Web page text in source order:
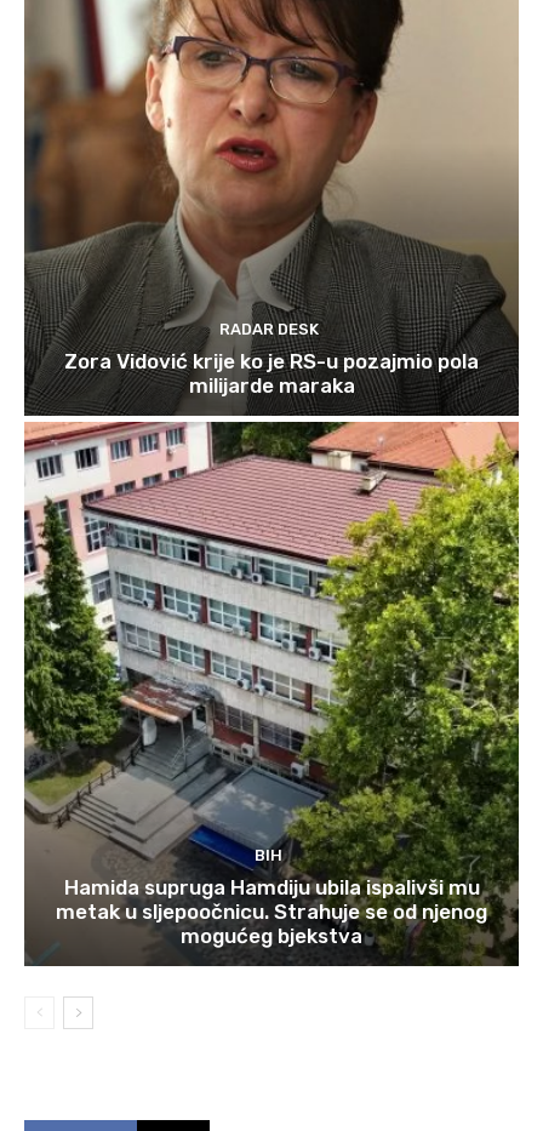
RADAR DESK
Zora Vidović krije ko je RS-u pozajmio pola
milijarde maraka
BIH
Hamida supruga Hamdiju ubila ispalivši mu
metak u sljepoočnicu. Strahuje se od njenog
mogućeg bjekstva